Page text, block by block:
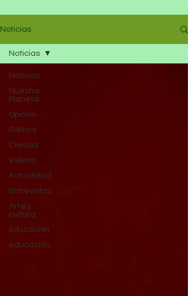
Noticias
Noticias
Nuestro
Planeta
Opinión
Política
Ciencia
Videos
Actualidad
Entrevistas
Arte y
cultura
Educación
educación
Noticias